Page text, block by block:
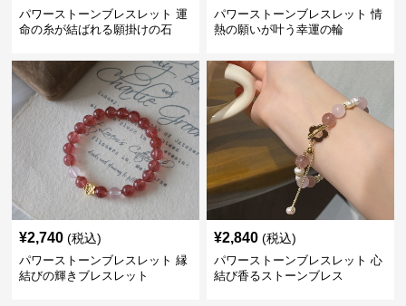
パワーストーンブレスレット 運
命の糸が結ばれる願掛けの石
パワーストーンブレスレット 情
熱の願いが叶う幸運の輪
¥2,740 (税込)
パワーストーンブレスレット 縁
結びの輝きブレスレット
¥2,840 (税込)
パワーストーンブレスレット 心
結び香るストーンブレス